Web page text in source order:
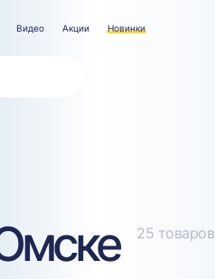
Видео Акции Новинки
25 товаров